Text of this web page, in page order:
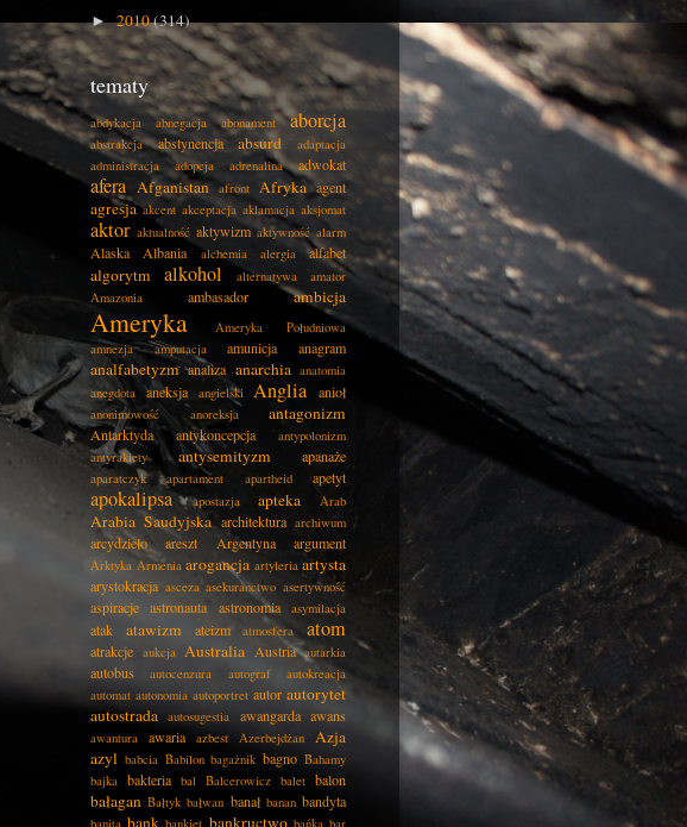
►2010(314)
tematy
abdykacja abnegacja abonament aborcja
abstrakcja abstynencja absurd
adaptacja
administracja
adopcja adrenalina adwokat
afera Afganistan afront Afryka agent
agresja akcent akceptacja aklamacja aksjomat
aktor aktualność aktywizm aktywność alarm
Alaska Albania alchemia alergia alfabet
algorytm alkohol alternatywa
amator
Amazonia
ambasador ambicja
Ameryka
Ameryka Południowa
amnezja
amputacja amunicja anagram
analfabetyzm analiza anarchia anatomia
anegdota
aneksja angielski Anglia anioł
anonimowość anoreksja antagonizm
Antarktyda antykoncepcja
antypolonizm
antyrakiety
antysemityzm apanaże
aparatczyk apartament apartheid apetyt
apokalipsa apostazja apteka Arab
Arabia Saudyjska architektura archiwum
arcydzieło areszt Argentyna argument
Arktyka Armenia arogancja artyleria artysta
arystokracja asceza asekuranctwo asertywność
aspiracje astronauta astronomia asymilacja
atak atawizm ateizm atmosfera atom
atrakcje aukcja Australia Austria autarkia
autobus autocenzura autograf
autokreacja
automat autonomia autoportret autor autorytet
autostrada autosugestia awangarda awans
awantura awaria azbest Azerbejdżan
Azja
azyl babcia Babilon bagażnik bagno Bahamy
bajka bakteria bal Balcerowicz balet balon
bałagan Bałtyk bałwan banał banan bandyta
bank bankructwo